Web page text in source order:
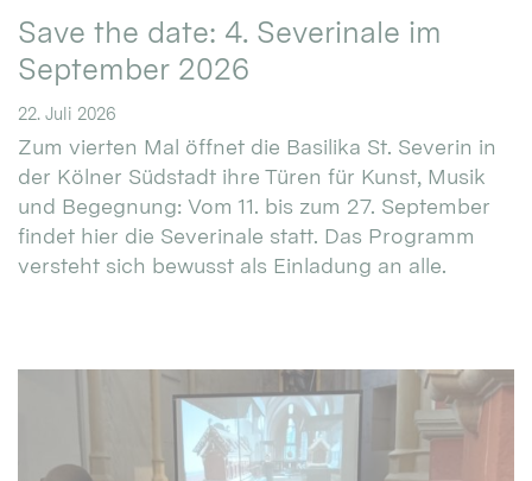
Save the date: 4. Severinale im
September 2026
22. Juli 2026
Zum vierten Mal öffnet die Basilika St. Severin in
der Kölner Südstadt ihre Türen für Kunst, Musik
und Begegnung: Vom 11. bis zum 27. September
findet hier die Severinale statt. Das Programm
versteht sich bewusst als Einladung an alle.